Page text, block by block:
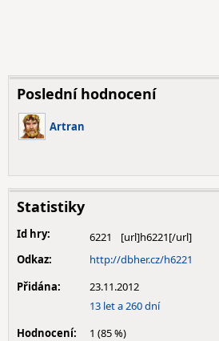
Poslední hodnocení
Artran
Statistiky
Id hry:
6221
Odkaz:
http://dbher.cz/h6221
Přidána:
23.11.2012
13 let a 260 dní
Hodnocení:
1 (85 %)